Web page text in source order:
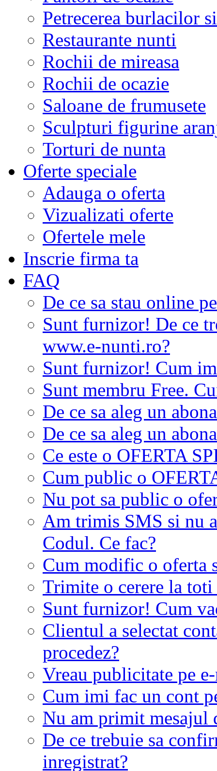
Petrecerea burlacilor
Restaurante nunti
Rochii de mireasa
Rochii de ocazie
Saloane de frumusete
Sculpturi figurine
Torturi de nunta
Oferte speciale
Adauga o oferta
Vizualizati oferte
Ofertele mele
Inscrie firma ta
FAQ
De ce sa stau online
Sunt furnizor! De ce
www.e-nunti.ro?
Sunt furnizor! Cum
Sunt membru Free.
De ce sa aleg un
De ce sa aleg un
Ce este o OFERTA
Cum public o
Nu pot sa public o
Am trimis SMS si nu
Codul. Ce fac?
Cum modific o oferta
Trimite o cerere la
Sunt furnizor! Cum
Clientul a selectat
procedez?
Vreau publicitate pe
Cum imi fac un cont
Nu am primit mesajul
De ce trebuie sa
inregistrat?